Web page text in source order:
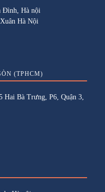
Đình, Hà nội
Hà Nội
(TPHCM)
Hai Bà Trưng, P6, Quận 3,